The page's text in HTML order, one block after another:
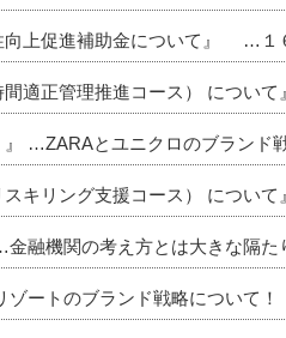
向上促進補助金について』 …１
間適正管理推進コース） につ
』 …ZARAとユニクロのブランド
スキリング支援コース） につい
融機関の考え方とは大きな隔た
ートのブランド戦略について！